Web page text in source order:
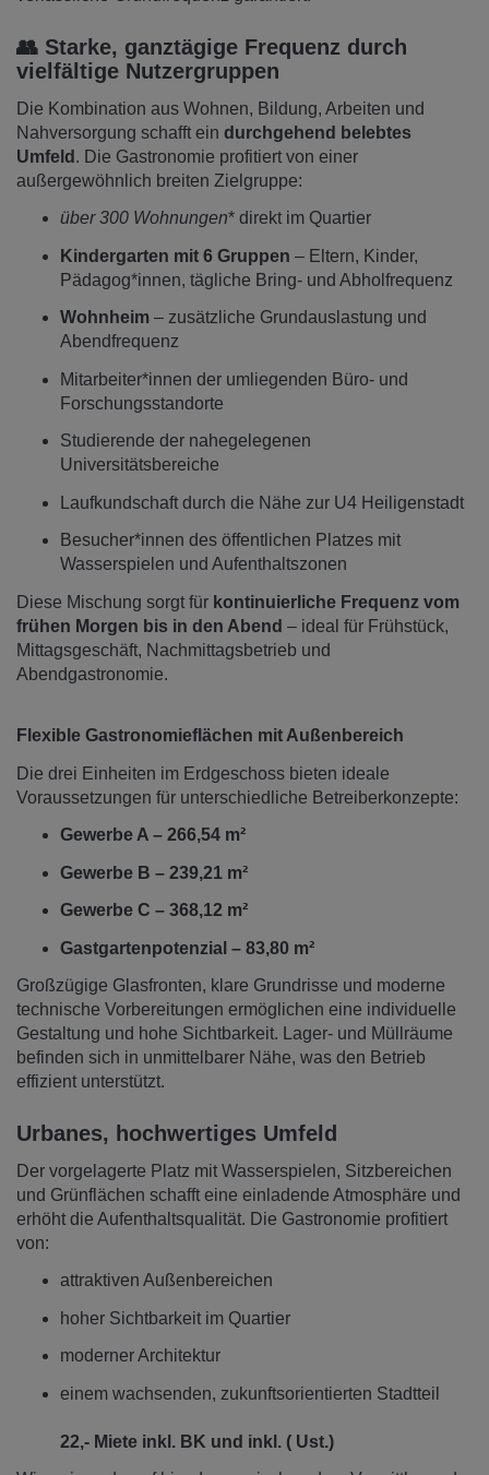
👥 Starke, ganztägige Frequenz durch
vielfältige Nutzergruppen
Die Kombination aus Wohnen, Bildung, Arbeiten und
Nahversorgung schafft ein durchgehend belebtes
Umfeld . Die Gastronomie profitiert von einer
außergewöhnlich breiten Zielgruppe:
über 300 Wohnungen* direkt im Quartier
Kindergarten mit 6 Gruppen – Eltern, Kinder,
Pädagog*innen, tägliche Bring- und Abholfrequenz
Wohnheim – zusätzliche Grundauslastung und
Abendfrequenz
Mitarbeiter*innen der umliegenden Büro- und
Forschungsstandorte
Studierende der nahegelegenen
Universitätsbereiche
Laufkundschaft durch die Nähe zur U4 Heiligenstadt
Besucher*innen des öffentlichen Platzes mit
Wasserspielen und Aufenthaltszonen
Diese Mischung sorgt für kontinuierliche Frequenz vom
frühen Morgen bis in den Abend – ideal für Frühstück,
Mittagsgeschäft, Nachmittagsbetrieb und
Abendgastronomie.
Flexible Gastronomieflächen mit Außenbereich
Die drei Einheiten im Erdgeschoss bieten ideale
Voraussetzungen für unterschiedliche Betreiberkonzepte:
Gewerbe A – 266,54 m²
Gewerbe B – 239,21 m²
Gewerbe C – 368,12 m²
Gastgartenpotenzial – 83,80 m²
Großzügige Glasfronten, klare Grundrisse und moderne
technische Vorbereitungen ermöglichen eine individuelle
Gestaltung und hohe Sichtbarkeit. Lager- und Müllräume
befinden sich in unmittelbarer Nähe, was den Betrieb
effizient unterstützt.
Urbanes, hochwertiges Umfeld
Der vorgelagerte Platz mit Wasserspielen, Sitzbereichen
und Grünflächen schafft eine einladende Atmosphäre und
erhöht die Aufenthaltsqualität. Die Gastronomie profitiert
von:
attraktiven Außenbereichen
hoher Sichtbarkeit im Quartier
moderner Architektur
einem wachsenden, zukunftsorientierten Stadtteil
22,- Miete inkl. BK und inkl. ( Ust.)